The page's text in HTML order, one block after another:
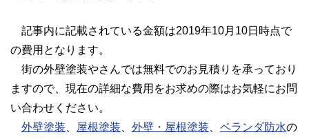
記事内に記載されている金額は2019年10月10日時点で
の費用となります。
街の外壁塗装やさんでは無料でのお見積りを承っており
ますので、現在の詳細な費用をお求めの際はお気軽にお問
い合わせください。
外壁塗装
屋根塗装 外壁・屋根塗装 ベランダ防水の